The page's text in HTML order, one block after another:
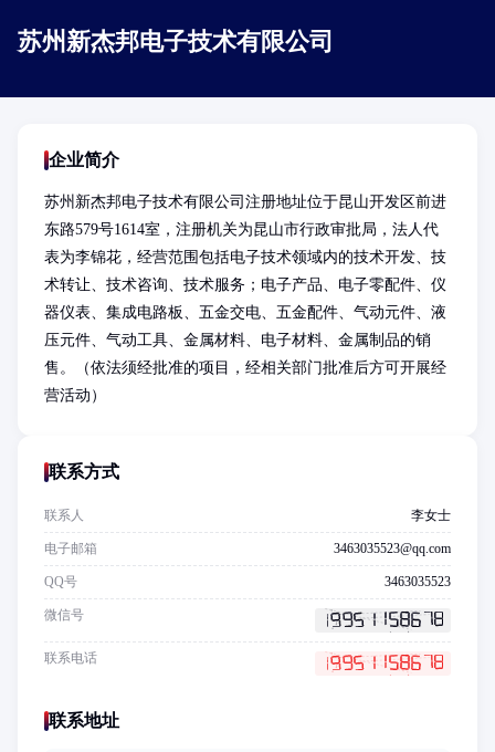
苏州新杰邦电子技术有限公司
企业简介
苏州新杰邦电子技术有限公司注册地址位于昆山开发区前进
东路579号1614室，注册机关为昆山市行政审批局，法人代
表为李锦花，经营范围包括电子技术领域内的技术开发、技
术转让、技术咨询、技术服务；电子产品、电子零配件、仪
器仪表、集成电路板、五金交电、五金配件、气动元件、液
压元件、气动工具、金属材料、电子材料、金属制品的销
售。（依法须经批准的项目，经相关部门批准后方可开展经
营活动）
联系方式
联系人 李女士
电子邮箱 3463035523@qq.com
QQ号 3463035523
微信号
联系电话
联系地址